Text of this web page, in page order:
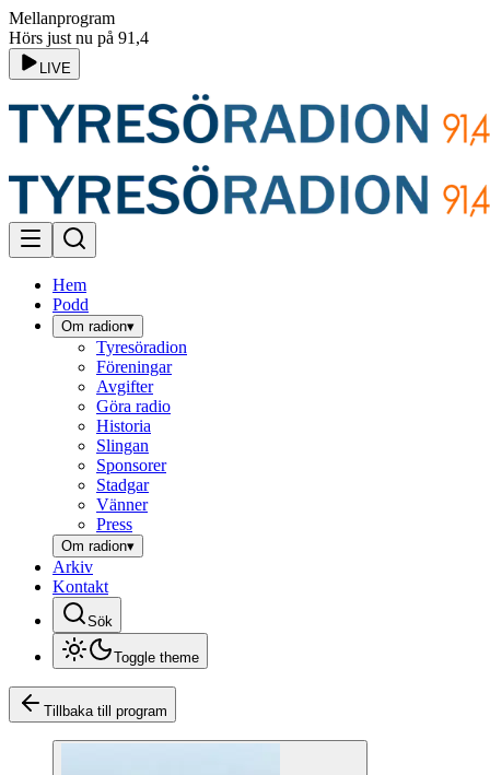
Mellanprogram
Hörs just nu på 91,4
LIVE
Hem
Podd
Om radion▾
Tyresöradion
Föreningar
Avgifter
Göra radio
Historia
Slingan
Sponsorer
Stadgar
Vänner
Press
Om radion▾
Arkiv
Kontakt
Sök
Toggle theme
Tillbaka till program